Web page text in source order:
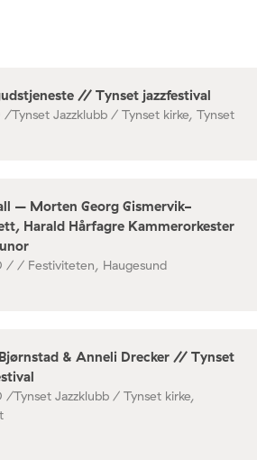
// Tynset jazzfestival
/Tynset Jazzklubb / Tynset kirke, Tynset
– Morten Georg Gismervik-
Harald Hårfagre Kammerorkester
/ / Festiviteten, Haugesund
& Anneli Drecker // Tynset
/Tynset Jazzklubb / Tynset kirke,